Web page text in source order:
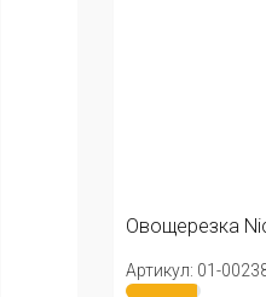
Овощерезка Nicer Dicer
Артикул: 01-00238